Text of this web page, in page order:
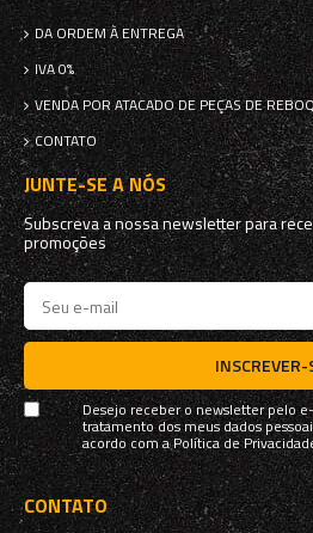
DA ORDEM À ENTREGA
IVA 0%
VENDA POR ATACADO DE PEÇAS DE
CONTATO
JUNTE-SE A NÓS
Subscreva a nossa newsletter para
promoções
INSCREVER-
Desejo receber o newsletter pelo
tratamento dos meus dados
acordo com aPolítica de
CONTATO